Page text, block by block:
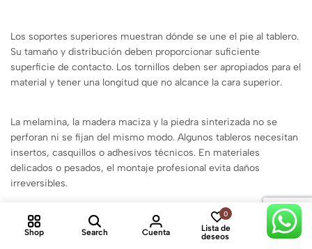
Los soportes superiores muestran dónde se une el pie al tablero.
Su tamaño y distribución deben proporcionar suficiente
superficie de contacto. Los tornillos deben ser apropiados para el
material y tener una longitud que no alcance la cara superior.
La melamina, la madera maciza y la piedra sinterizada no se
perforan ni se fijan del mismo modo. Algunos tableros necesitan
insertos, casquillos o adhesivos técnicos. En materiales
delicados o pesados, el montaje profesional evita daños
irreversibles.
Durante la instalación, centra la base y comprueba las
diagonales. Aprieta los tornillos de forma gradual, alternando
Shop Search Cuenta
0
Lista de
deseos
0
Cart